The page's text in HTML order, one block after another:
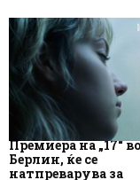
Премиера на „17“ во
Берлин, ќе се
натпреварува за